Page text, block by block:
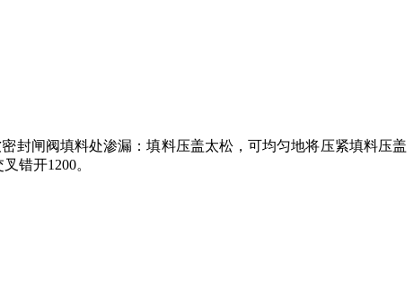
封闸阀填料处渗漏：填料压盖太松，可均匀地将压紧填料压盖
交叉错开1200。